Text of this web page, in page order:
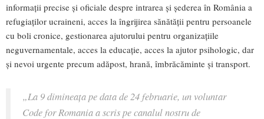
informații precise și oficiale despre intrarea și șederea în România a
refugiaților ucraineni, acces la îngrijirea sănătății pentru persoanele
cu boli cronice, gestionarea ajutorului pentru organizațiile
neguvernamentale, acces la educație, acces la ajutor psihologic, dar
și nevoi urgente precum adăpost, hrană, îmbrăcăminte și transport.
„La 9 dimineața pe data de 24 februarie, un voluntar
Code for Romania a scris pe canalul nostru de